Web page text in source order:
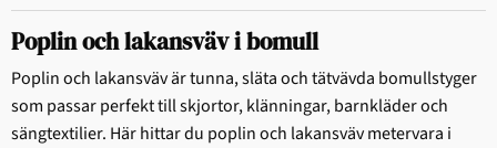
Poplin och lakansväv i bomull
Poplin och lakansväv är tunna, släta och tätvävda bomullstyger
som passar perfekt till skjortor, klänningar, barnkläder och
sängtextilier. Här hittar du poplin och lakansväv metervara i